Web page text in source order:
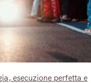
esecuzione perfetta e